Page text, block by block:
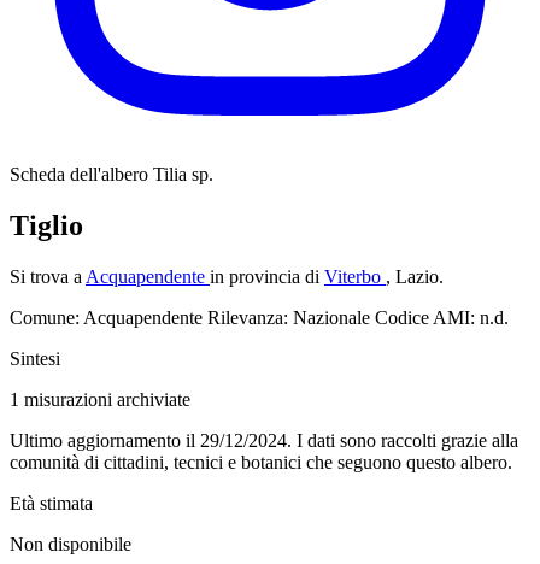
Scheda dell'albero Tilia sp.
Tiglio
Si trova a Acquapendente in provincia di Viterbo , Lazio.
Comune: Acquapendente Rilevanza: Nazionale Codice AMI: n.d.
Sintesi
1 misurazioni archiviate
Ultimo aggiornamento il 29/12/2024. I dati sono raccolti grazie alla
comunità di cittadini, tecnici e botanici che seguono questo albero.
Età stimata
Non disponibile